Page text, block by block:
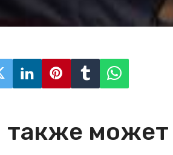
также может